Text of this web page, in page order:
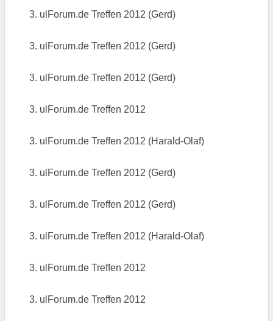
3. ulForum.de Treffen 2012 (Gerd)
3. ulForum.de Treffen 2012 (Gerd)
3. ulForum.de Treffen 2012 (Gerd)
3. ulForum.de Treffen 2012
3. ulForum.de Treffen 2012 (Harald-Olaf)
3. ulForum.de Treffen 2012 (Gerd)
3. ulForum.de Treffen 2012 (Gerd)
3. ulForum.de Treffen 2012 (Harald-Olaf)
3. ulForum.de Treffen 2012
3. ulForum.de Treffen 2012